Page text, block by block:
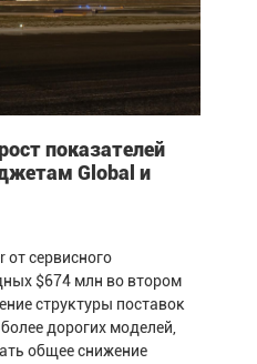
показателей
Global и
от сервисного
$674 млн во втором
структуры поставок
дорогих моделей,
общее снижение